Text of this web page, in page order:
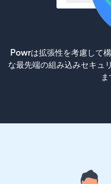
Powrは拡張性を考慮して
な最先端の組み込みセキュ
ま